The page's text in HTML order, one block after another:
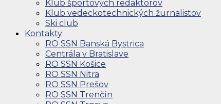
Klub športových redaktorov
Klub vedeckotechnických žurnalistov
Ski club
Kontakty
RO SSN Banská Bystrica
Centrála v Bratislave
RO SSN Košice
RO SSN Nitra
RO SSN Prešov
RO SSN Trenčín